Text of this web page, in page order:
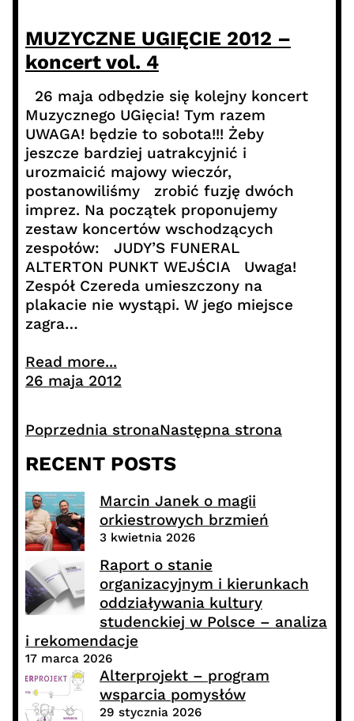
MUZYCZNE UGIĘCIE 2012 –
koncert vol. 4
26 maja odbędzie się kolejny koncert
Muzycznego UGięcia! Tym razem
UWAGA! będzie to sobota!!! Żeby
jeszcze bardziej uatrakcyjnić i
urozmaicić majowy wieczór,
postanowiliśmy zrobić fuzję dwóch
imprez. Na początek proponujemy
zestaw koncertów wschodzących
zespołów: JUDY’S FUNERAL
ALTERTON PUNKT WEJŚCIA Uwaga!
Zespół Czereda umieszczony na
plakacie nie wystąpi. W jego miejsce
zagra…
Read more...
26 maja 2012
Poprzednia stronaNastępna strona
RECENT POSTS
Marcin Janek o magii
orkiestrowych brzmień
3 kwietnia 2026
Raport o stanie
organizacyjnym i kierunkach
oddziaływania kultury
studenckiej w Polsce – analiza
i rekomendacje
17 marca 2026
Alterprojekt – program
wsparcia pomysłów
29 stycznia 2026